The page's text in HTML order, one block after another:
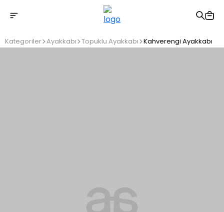
2500 TL üzeri ücretsiz kargo
Kategoriler Ayakkabı Topuklu Ayakkabı Kahverengi Ayakkabı